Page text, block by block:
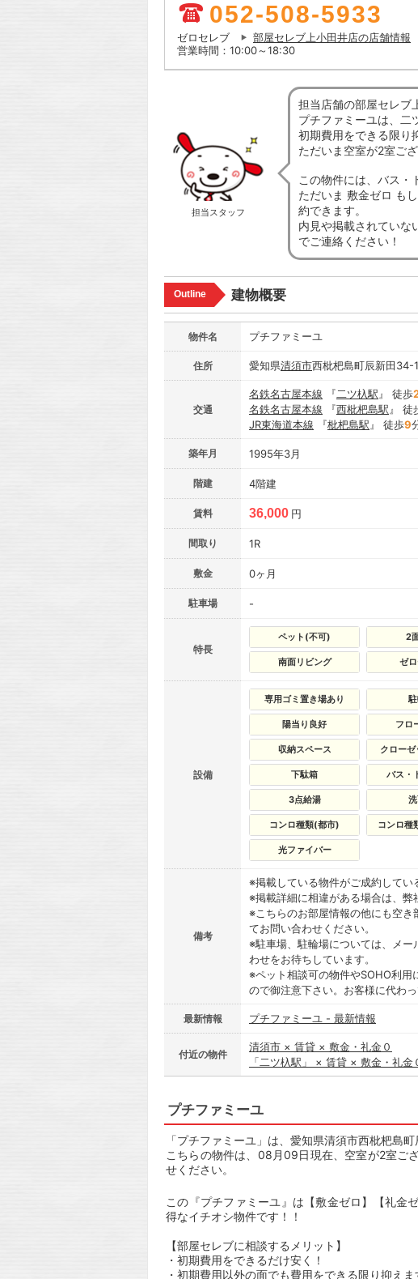
052-508-5933
ゼロセレブ
部屋セレブ上小田井店の店舗情報
営業時間：10:00～18:30
担当スタッフ
担当店舗の部屋セレブ
プチファミーユは、二
初期費用をできる限り
ただいま空室が2室ござ
この物件には、バス・
ただいま 敷金ゼロ も
約できます。
内見や掲載されていな
でご連絡ください！
Outline 建物概要
物件名 プチファミーユ
住所 愛知県清須市西枇杷島町辰新田34-1
交通
名鉄名古屋本線 『二ツ杁駅 』 徒歩
名鉄名古屋本線 『西枇杷島駅 』 徒
JR東海道本線 『枇杷島駅 』 徒歩9
築年月 1995年3月
階建 4階建
賃料 36,000 円
間取り 1R
敷金 0ヶ月
駐車場 -
特長
ペット(不可) 2
南面リビング ゼ
設備
専用ゴミ置き場あり
陽当り良好 フロ
収納スペース クロー
下駄箱 バス・
3点給湯
コンロ種類(都市) コンロ種
光ファイバー
備考
※掲載している物件がご成約してい
※掲載詳細に相違がある場合は、弊
※こちらのお部屋情報の他にも空
てお問い合わせください。
※駐車場、駐輪場については、メ
わせをお待ちしています。
※ペット相談可の物件やSOHO利用
ので御注意下さい。お客様に代わ
最新情報 プチファミーユ - 最新情報
付近の物件
清須市 × 賃貸 × 敷金・礼金０
「二ツ杁駅」 × 賃貸 × 敷金・礼金
プチファミーユ
「プチファミーユ」は、愛知県清須市西枇杷島
こちらの物件は、08月09日現在、空室が2室ご
せください。
この『プチファミーユ』は【敷金ゼロ】【礼金
得なイチオシ物件です！！
【部屋セレブに相談するメリット】
・初期費用をできるだけ安く！
・初期費用以外の面でも費用をできる限り抑えま